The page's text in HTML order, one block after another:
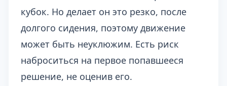
кубок. Но делает он это резко, после
долгого сидения, поэтому движение
может быть неуклюжим. Есть риск
наброситься на первое попавшееся
решение, не оценив его.